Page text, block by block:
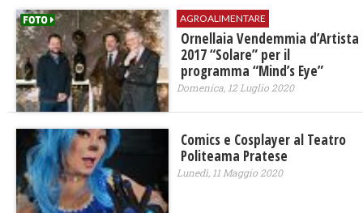
AGROALIMENTARE
Ornellaia Vendemmia d’Artista
2017 “Solare” per il
programma “Mind’s Eye”
Domenica, 12 Luglio 2020
Comics e Cosplayer al Teatro
Politeama Pratese
Lunedì, 11 Maggio 2020